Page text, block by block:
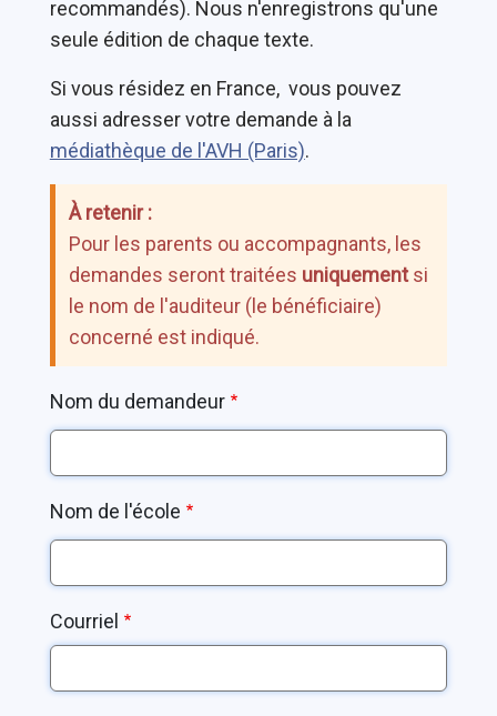
recommandés). Nous n'enregistrons qu'une
seule édition de chaque texte.
Si vous résidez en France, vous pouvez
aussi adresser votre demande à la
médiathèque de l'AVH (Paris).
À retenir :
Pour les parents ou accompagnants, les
demandes seront traitées uniquementsi
le nom de l'auditeur (le bénéficiaire)
concerné est indiqué.
Nom du demandeur
Nom de l'école
Courriel